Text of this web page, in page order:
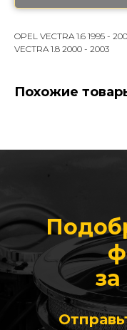
OPEL VECTRA 1.6 1995 -
VECTRA 1.8 2000 - 2003
Похожие
за